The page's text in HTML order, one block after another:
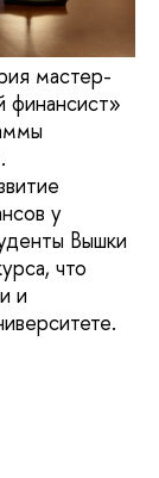
мастер-
финансист»
у
Вышки
что
и